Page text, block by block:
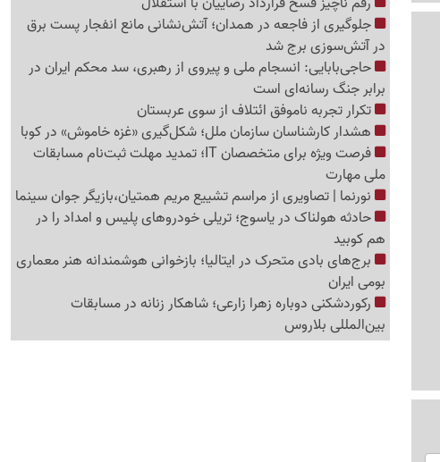
جلوگیری از فاجعه در همدان؛ آتش‌نشانی مانع انفجار پست برق
در آتش‌سوزی برج شد
حاجی‌بابایی: انسجام ملی و پیروی از رهبری، سد محکم ایران در
برابر جنگ رسانه‌ای است
تکرار تجربه ناموفق ائتلاف از سوی عربستان
هشدار کارشناسان سازمان ملل؛ شکل‌گیری «غزه‌ خاموش» در کوبا
فرصت ویژه برای متخصصان IT؛ تمدید مهلت ثبت‌نام مسابقات
ملی مهارت
نورنما | تصاویری از مراسم تشییع مریم همتیان،بازیگر جوان سینما
حادثه هولناک در یاسوج؛ تریلی خودروهای پلیس و امداد را در
هم کوبید
برج‌های بادی متحرک در ایتالیا؛ بازخوانی هوشمندانه هنر معماری
بومی ایران
رکوردشکنی دوباره زهرا زارعی؛ شاهکار زنانه در مسابقات
بین‌المللی بلاروس